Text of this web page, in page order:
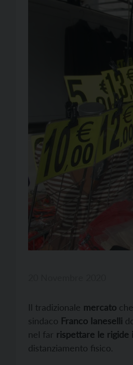
Il tradizionale mercato
sindaco Franco Ianeselli
nel far rispettare le rigide
distanziamento fisico.